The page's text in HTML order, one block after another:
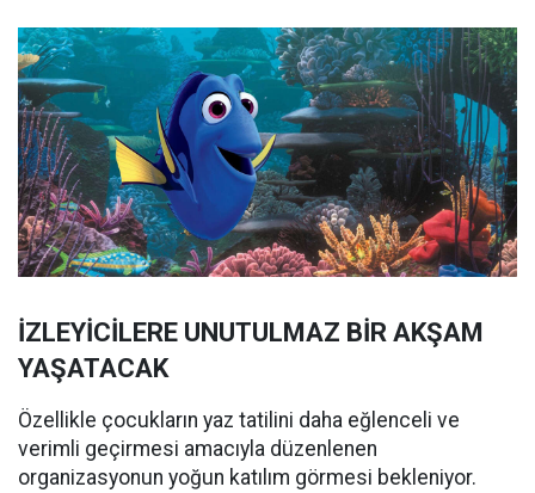
İZLEYİCİLERE UNUTULMAZ BİR AKŞAM
YAŞATACAK
Özellikle çocukların yaz tatilini daha eğlenceli ve
verimli geçirmesi amacıyla düzenlenen
organizasyonun yoğun katılım görmesi bekleniyor.